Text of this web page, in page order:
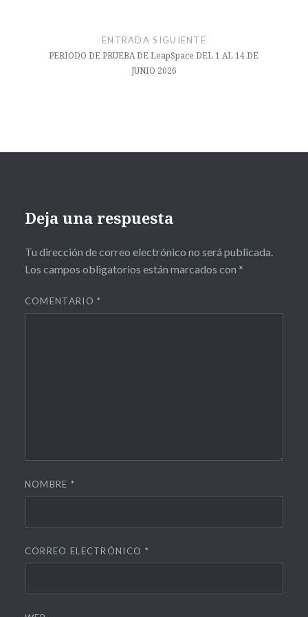
ENTRADA SIGUIENTE
PERIODO DE PRUEBA DE LeapSpace DEL 1 AL 14 DE
JUNIO 2026
Deja una respuesta
Tu dirección de correo electrónico no será publicada.
Los campos obligatorios están marcados con *
COMENTARIO*
NOMBRE *
CORREO ELECTRÓNICO *